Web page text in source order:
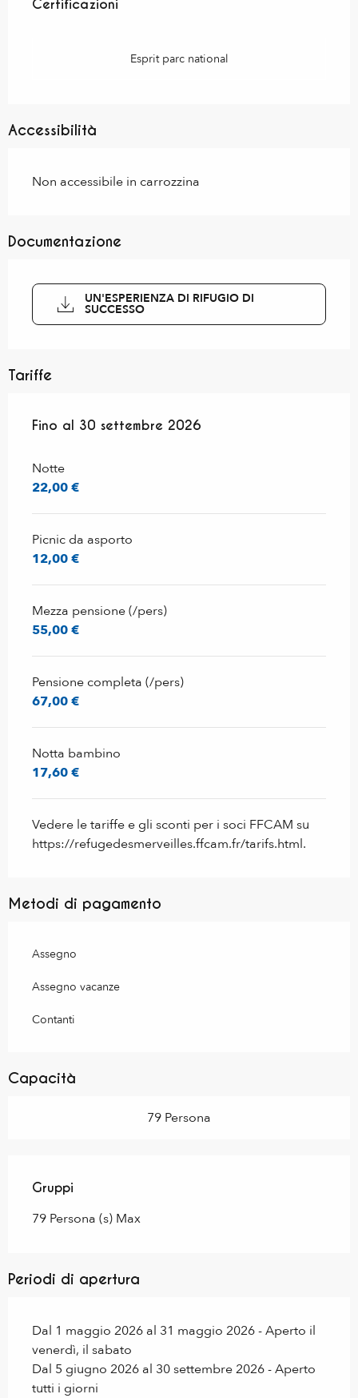
Certificazioni
Certificazioni
Esprit parc national
Accessibilità
Non accessibile in carrozzina
Documentazione
UN'ESPERIENZA DI RIFUGIO DI
SUCCESSO
Tariffe
Dal5 giugno 2026al 30 settembre 2026
Fino al 30 settembre 2026
Notte
22,00 €
Picnic da asporto
12,00 €
Mezza pensione (/pers)
55,00 €
Pensione completa (/pers)
67,00 €
Notta bambino
17,60 €
Vedere le tariffe e gli sconti per i soci FFCAM su
https://refugedesmerveilles.ffcam.fr/tarifs.html.
Metodi di pagamento
Assegno
Assegno vacanze
Contanti
Capacità
79 Persona
Gruppi
Gruppi
79 Persona (s) Max
Periodi di apertura
Dal 1 maggio 2026 al 31 maggio 2026 - Aperto il
venerdì, il sabato
Dal 5 giugno 2026 al 30 settembre 2026 - Aperto
tutti i giorni